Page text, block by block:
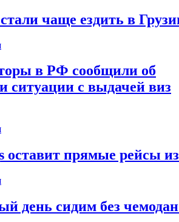
чаще ездить в
в РФ сообщили об
ситуации с выдачей виз
оставит прямые рейсы
день сидим без